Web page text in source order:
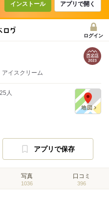
インストール アプリで開く
ログイン
アイスクリーム
人
アプリで保存
写真
1036
口コミ
396